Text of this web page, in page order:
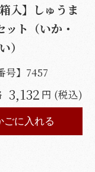
箱入】しゅうま
ット（いか・
）
号】 7457
3,132 円 (税込)
ごに入れる